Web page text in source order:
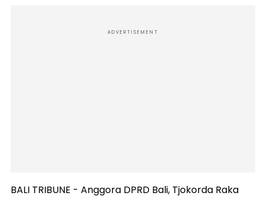
ADVERTISEMENT
BALI TRIBUNE - Anggora DPRD Bali, Tjokorda Raka